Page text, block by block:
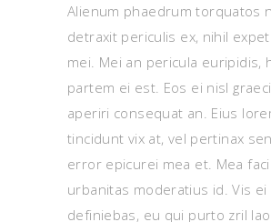
Alienum phaedrum torquatos
detraxit periculis ex, nihil
mei. Mei an pericula euripidis,
partem ei est. Eos ei nisl
aperiri consequat an. Eius
tincidunt vix at, vel pertinax
error epicurei mea et. Mea
urbanitas moderatius id. Vis
definiebas, eu qui purto zril